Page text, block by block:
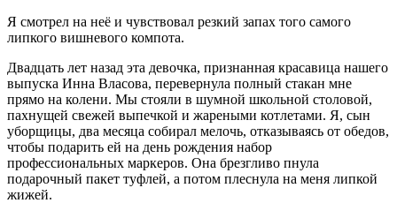
Я смотрел на неё и чувствовал резкий запах того самого
липкого вишневого компота.
Двадцать лет назад эта девочка, признанная красавица нашего
выпуска Инна Власова, перевернула полный стакан мне
прямо на колени. Мы стояли в шумной школьной столовой,
пахнущей свежей выпечкой и жареными котлетами. Я, сын
уборщицы, два месяца собирал мелочь, отказываясь от обедов,
чтобы подарить ей на день рождения набор
профессиональных маркеров. Она брезгливо пнула
подарочный пакет туфлей, а потом плеснула на меня липкой
жижей.